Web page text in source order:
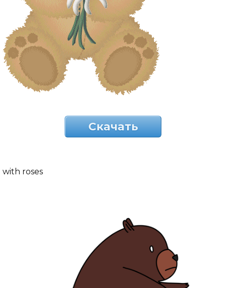
Скачать
with roses